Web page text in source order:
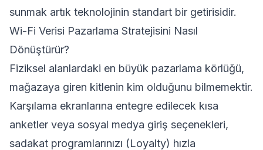
sunmak artık teknolojinin standart bir getirisidir.
Wi-Fi Verisi Pazarlama Stratejisini Nasıl
Dönüştürür?
Fiziksel alanlardaki en büyük pazarlama körlüğü,
mağazaya giren kitlenin kim olduğunu bilmemektir.
Karşılama ekranlarına entegre edilecek kısa
anketler veya sosyal medya giriş seçenekleri,
sadakat programlarınızı (Loyalty) hızla